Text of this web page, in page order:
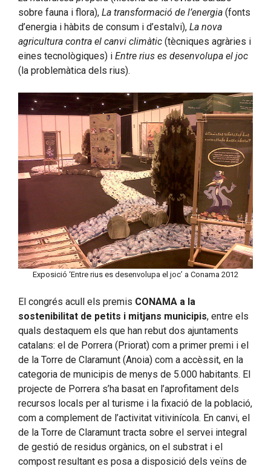
sobre fauna i flora), La transformació de l’energia (fonts
d’energia i hàbits de consum i d’estalvi), La nova
agricultura contra el canvi climàtic (tècniques agràries i
eines tecnològiques) i Entre rius es desenvolupa el joc
(la problemàtica dels rius).
Exposició ‘Entre rius es desenvolupa el joc’ a Conama 2012
El congrés acull els premis CONAMA a la
sostenibilitat de petits i mitjans municipis, entre els
quals destaquem els que han rebut dos ajuntaments
catalans: el de Porrera (Priorat) com a primer premi i el
de la Torre de Claramunt (Anoia) com a accèssit, en la
categoria de municipis de menys de 5.000 habitants. El
projecte de Porrera s’ha basat en l’aprofitament dels
recursos locals per al turisme i la fixació de la població,
com a complement de l’activitat vitivinícola. En canvi, el
de la Torre de Claramunt tracta sobre el servei integral
de gestió de residus orgànics, on el substrat i el
compost resultant es posa a disposició dels veïns de